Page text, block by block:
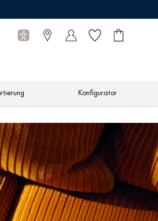
Wunschliste
Warenkorb
0
Konfigurator